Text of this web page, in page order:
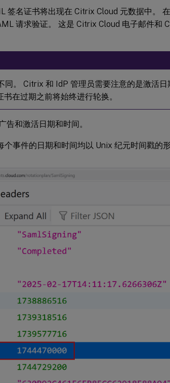
签名证书将出现在 Citrix Cloud 元数据中。
请求验证。 这是 Citrix Cloud 电子邮件和
同。 Citrix 和 IdP 管理员需要注意的是激活日
在过期之前将始终进行轮换。
告和激活日期和时间。
事件的日期和时间均以 Unix 纪元时间戳的形